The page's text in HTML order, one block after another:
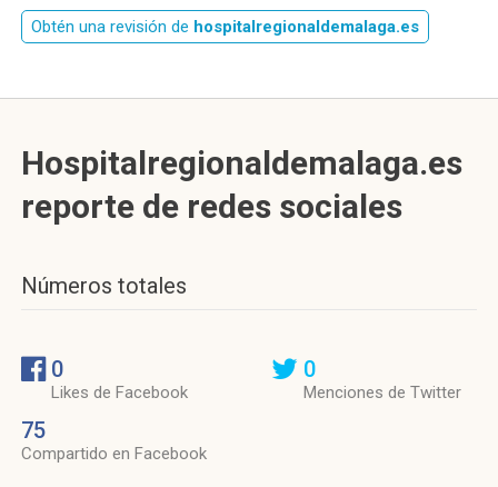
Obtén una revisión de hospitalregionaldemalaga.es
Hospitalregionaldemalaga.es
reporte de redes sociales
Números totales
0
Likes de Facebook
75
Compartido en Facebook
0
Menciones de Twitter